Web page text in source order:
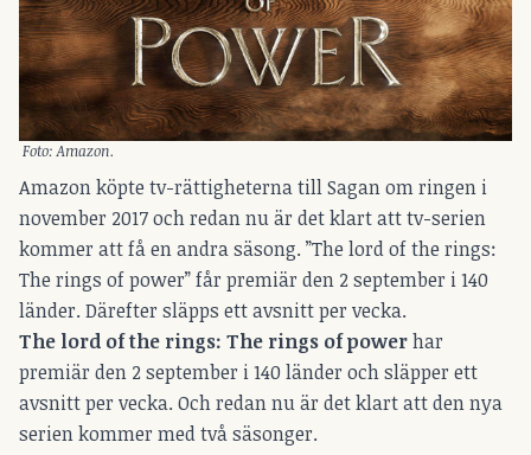
Foto: Amazon.
Amazon köpte tv-rättigheterna till Sagan om ringen i
november 2017 och redan nu är det klart att tv-serien
kommer att få en andra säsong. ”The lord of the rings:
The rings of power” får premiär den 2 september i 140
länder. Därefter släpps ett avsnitt per vecka.
The lord of the rings: The rings of powerhar
premiär den 2 september i 140 länder och släpper ett
avsnitt per vecka. Och redan nu är det klart att den nya
serien kommer med två säsonger.